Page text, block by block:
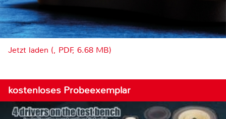
Jetzt laden (, PDF, 6.68 MB)
kostenloses Probeexemplar